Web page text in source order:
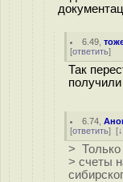
6.49 ,
[ответить]
Так
6.74 ,
[ответить] [↓
> Только
> счеты